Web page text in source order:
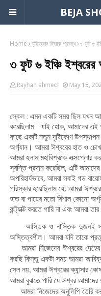
BEJA
Home যুক্তিবাদ বিষয়ক প্রবন্ধ ৩ ফুট ৬
৩ ফুট ৬ ইঞ্চি ইশ্বরের
Rayhan ahmed May 15,
স্কেল : এমন একটি সময় ছিল যখন
করেছিলাম। যাই হোক, আমাদের
কাছে একটি নতুন দৃষ্টিকোণ
অর্গ্যান। আমরা ঈশ্বরের হাত ও
আমরা হলাম মহাবিশ্বকে
স্বস্তি প্রদান করেছিল, এটি
অপরিহার্যভাবে, আমরা সবাই গড
পরিস্কার হয়েছিলাম যে, আমরা
হাত বা পায়ের মতো বিশাল কোনো
কন্ট্যাক্ট করতে পারি না এবং আমরা
আস্তিক ও নাস্তিক দুজনই
অস্তিত্বশীল। আমরা যদি তাকে
আমরা নিজেদের ঈশ্বরের দেহের
করছি কিন্তু একটা সময় আমরা
সেল নয়, আমরা ঈশ্বরের ক্যান্সার
আমরা বুঝতে পারি যে ঈশ্বর আমাদের
আমরা নিজেদের অনুলিপি তৈরি